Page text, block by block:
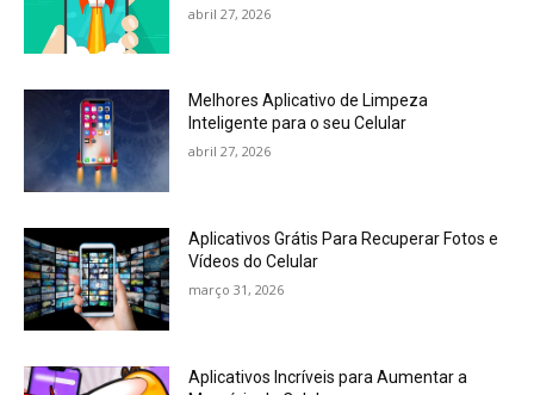
abril 27, 2026
Melhores Aplicativo de Limpeza
Inteligente para o seu Celular
abril 27, 2026
Aplicativos Grátis Para Recuperar Fotos e
Vídeos do Celular
março 31, 2026
Aplicativos Incríveis para Aumentar a